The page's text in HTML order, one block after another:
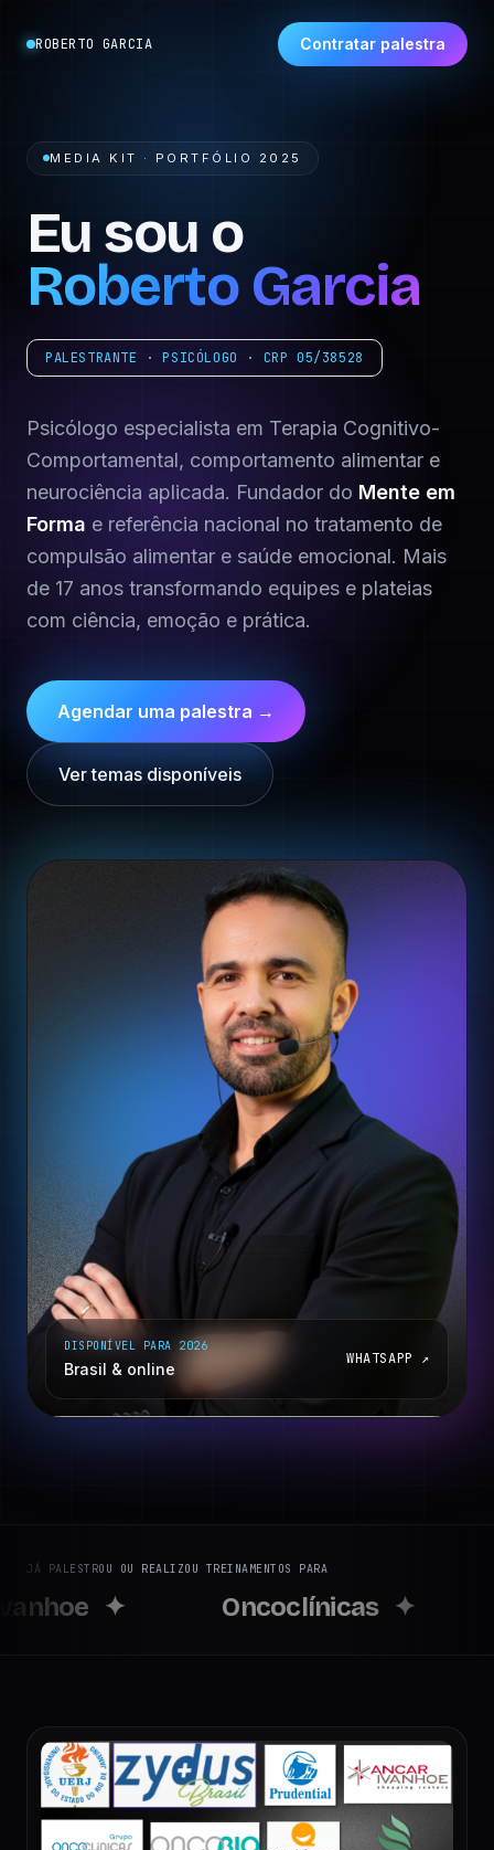
ROBERTO GARCIA Contratar palestra
MEDIA KIT · PORTFÓLIO 2025
Eu sou o
Roberto Garcia
PALESTRANTE · PSICÓLOGO · CRP 05/38528
Psicólogo especialista em Terapia Cognitivo-
Comportamental, comportamento alimentar e
neurociência aplicada. Fundador do Mente em
Forma e referência nacional no tratamento de
compulsão alimentar e saúde emocional. Mais
de 17 anos transformando equipes e plateias
com ciência, emoção e prática.
Agendar uma palestra →
Ver temas disponíveis
DISPONÍVEL PARA 2026
Brasil & online
WHATSAPP ↗
JÁ PALESTROU OU REALIZOU TREINAMENTOS PARA
✦ Oncobio ✦